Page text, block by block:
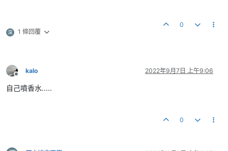
深 1 條回覆
0
離線
kalo 2022年9月7日 上午9:06
自己噴香水.....
0